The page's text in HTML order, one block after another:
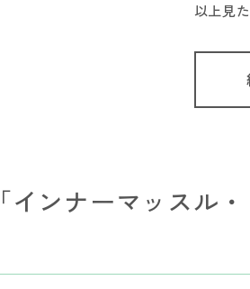
以上見
インナーマッスル